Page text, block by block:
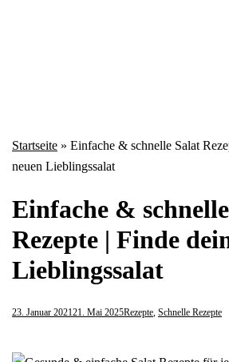
Startseite » Einfache & schnelle Salat
neuen Lieblingssalat
Einfache &
Rezepte | Finde
Lieblingssalat
23. Januar 202121. Mai 2025Rezepte, Schnelle Rezepte